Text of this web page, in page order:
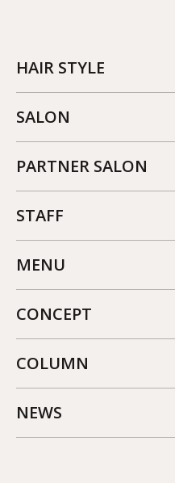
HAIR STYLE
SALON
PARTNER SALON
STAFF
MENU
CONCEPT
COLUMN
NEWS